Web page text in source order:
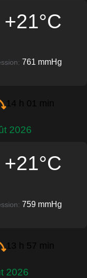
+21°C
761 mmHg
14 h 01 min
2026
+21°C
759 mmHg
13 h 57 min
2026